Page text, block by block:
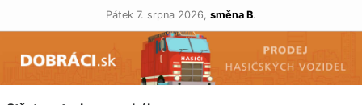
Pátek 7. srpna 2026, směna B.